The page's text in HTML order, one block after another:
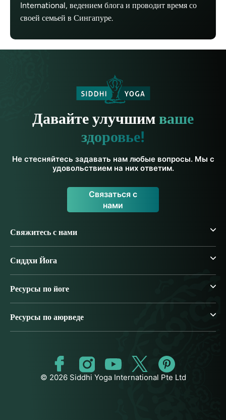
International, ведением блога и проводит время со
своей семьей в Сингапуре.
Давайте улучшимваше
здоровье!
Не стесняйтесь задавать нам любые вопросы. Мы с
удовольствием на них ответим.
Связаться с
нами
Свяжитесь с нами
Сиддхи Йога
Ресурсы по йоге
Ресурсы по аюрведе
© 2026 Siddhi Yoga International Pte Ltd